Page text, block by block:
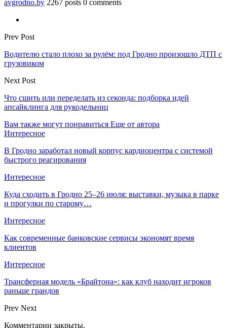
avgrodno.by 2267 posts 0 comments
Prev Post
Водителю стало плохо за рулём: под Гродно произошло ДТП с
грузовиком
Next Post
Что сшить или переделать из секонда: подборка идей
апсайклинга для рукодельниц
Вам также могут понравиться Еще от автора
Интересное
В Гродно заработал новый корпус кардиоцентра с системой
быстрого реагирования
Интересное
Куда сходить в Гродно 25–26 июля: выставки, музыка в парке
и прогулки по старому…
Интересное
Как современные банковские сервисы экономят время
клиентов
Интересное
Трансферная модель «Брайтона»: как клуб находит игроков
раньше грандов
Prev Next
Комментарии закрыты.